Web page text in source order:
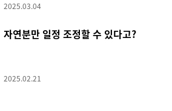
2025.03.04
자연분만 일정 조정할 수 있다고?
2025.02.21